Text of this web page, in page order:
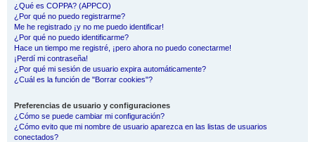
¿Qué es COPPA? (APPCO)
¿Por qué no puedo registrarme?
Me he registrado ¡y no me puedo identificar!
¿Por qué no puedo identificarme?
Hace un tiempo me registré, ¡pero ahora no puedo conectarme!
¡Perdí mi contraseña!
¿Por qué mi sesión de usuario expira automáticamente?
¿Cuál es la función de "Borrar cookies"?
Preferencias de usuario y configuraciones
¿Cómo se puede cambiar mi configuración?
¿Cómo evito que mi nombre de usuario aparezca en las listas de usuarios
conectados?